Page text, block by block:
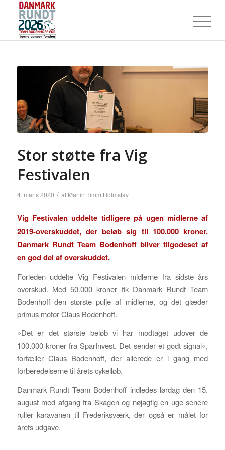
Stor støtte fra Vig
Festivalen
4. marts 2020 / af Martin Timm Holmstav
Vig Festivalen uddelte tidligere på ugen midlerne af
2019-overskuddet, der beløb sig til 100.000 kroner.
Danmark Rundt Team Bodenhoff bliver tilgodeset af
en god del af overskuddet.
Forleden uddelte Vig Festivalen midlerne fra sidste års
overskud. Med 50.000 kroner fik Danmark Rundt Team
Bodenhoff den største pulje af midlerne, og det glæder
primus motor Claus Bodenhoff.
»Det er det største beløb vi har modtaget udover de
100.000 kroner fra SparInvest. Det sender et godt signal«,
fortæller Claus Bodenhoff, der allerede er i gang med
forberedelserne til årets cykelløb.
Danmark Rundt Team Bodenhoff indledes lørdag den 15.
august med afgang fra Skagen og nøjagtig en uge senere
ruller karavanen til Frederiksværk, der også er målet for
årets udgave.